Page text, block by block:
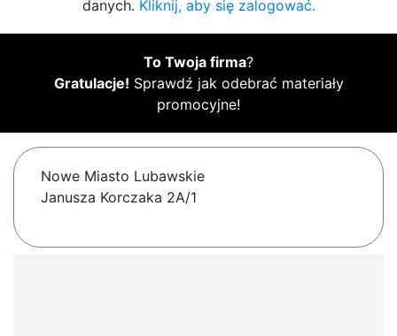
danych. Kliknij, aby się zalogować.
To Twoja firma?
Gratulacje! Sprawdź jak odebrać materiały
promocyjne!
Nowe Miasto Lubawskie
Janusza Korczaka 2A/1